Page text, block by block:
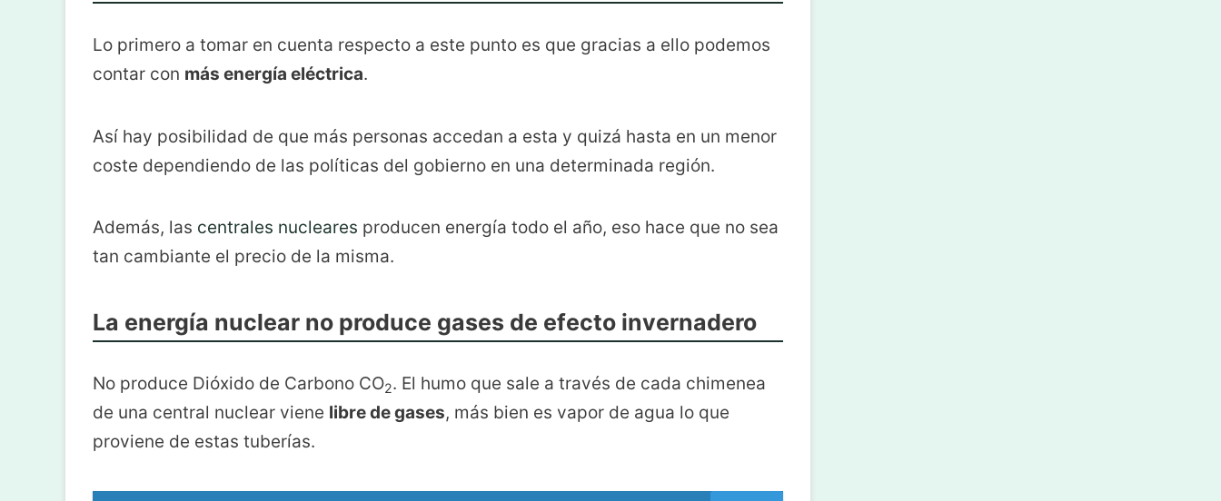
Lo primero a tomar en cuenta respecto a este punto es que gracias a ello podemos
contar con más energía eléctrica.
Así hay posibilidad de que más personas accedan a esta y quizá hasta en un menor
coste dependiendo de las políticas del gobierno en una determinada región.
Además, las centrales nucleares producen energía todo el año, eso hace que no sea
tan cambiante el precio de la misma.
La energía nuclear no produce gases de efecto invernadero
No produce Dióxido de Carbono CO2. El humo que sale a través de cada chimenea
de una central nuclear viene libre de gases, más bien es vapor de agua lo que
proviene de estas tuberías.